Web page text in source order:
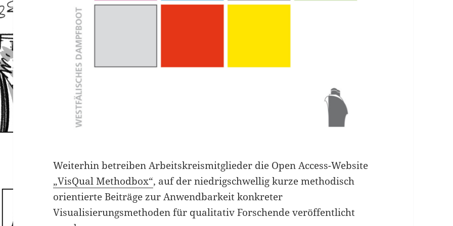
Weiterhin betreiben Arbeitskreismitglieder die Open Access-Website
„VisQual Methodbox“, auf der niedrigschwellig kurze methodisch
orientierte Beiträge zur Anwendbarkeit konkreter
Visualisierungsmethoden für qualitativ Forschende veröffentlicht